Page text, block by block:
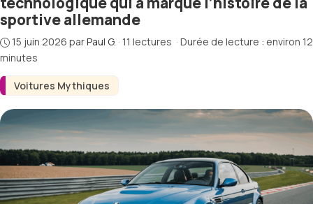
Voitures Mythiques
sportive allemande
15 juin 2026 parPaul G. · 11 lectures · Durée de lecture : environ 12
minutes